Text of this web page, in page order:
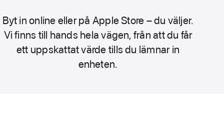
Byt in online eller på Apple Store – du väljer.
Vi finns till hands hela vägen, från att du får
ett uppskattat värde tills du lämnar in
enheten.